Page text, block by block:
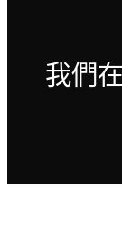
我們